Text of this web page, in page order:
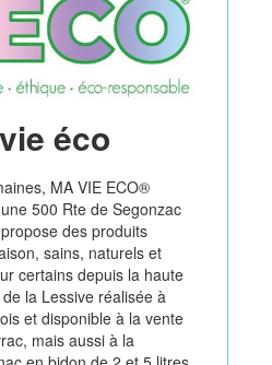
éco
MA VIE ECO®
500 Rte de Segonzac
des produits
sains, naturels et
certains depuis la haute
la Lessive réalisée à
et disponible à la vente
mais aussi à la